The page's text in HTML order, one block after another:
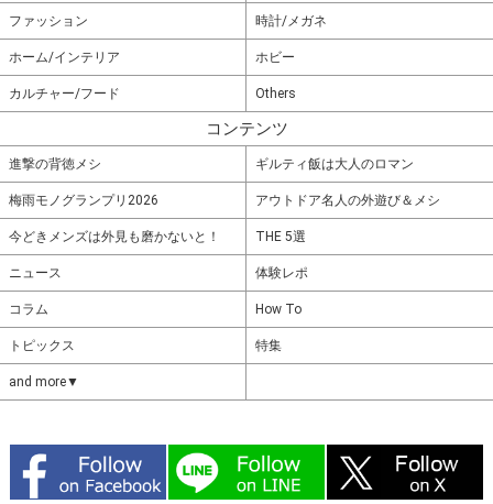
ファッション 時計/メガネ
ホーム/インテリア ホビー
カルチャー/フード Others
コンテンツ
進撃の背徳メシ ギルティ飯は大人のロマン
梅雨モノグランプリ2026 アウトドア名人の外遊び＆メシ
今どきメンズは外見も磨かないと！ THE 5選
ニュース 体験レポ
コラム How To
トピックス 特集
and more▼